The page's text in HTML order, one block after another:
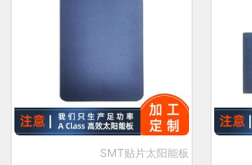
SMT贴片太阳能板